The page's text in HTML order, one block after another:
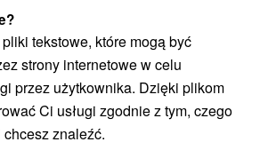
21' 47.9''
23' 46.34''
tekstowe, które mogą być
strony internetowe w celu
przez użytkownika. Dzięki plikom
Ci usługi zgodnie z tym, czego
znaleźć.